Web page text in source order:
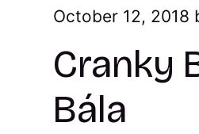
October 12, 2018
Cranky
Bála